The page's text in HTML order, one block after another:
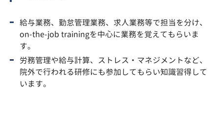
給与業務、勤怠管理業務、求人業務等で担当を分け、
on-the-job trainingを中心に業務を覚えてもらいま
す。
労務管理や給与計算、ストレス・マネジメントなど、
院外で行われる研修にも参加してもらい知識習得して
います。